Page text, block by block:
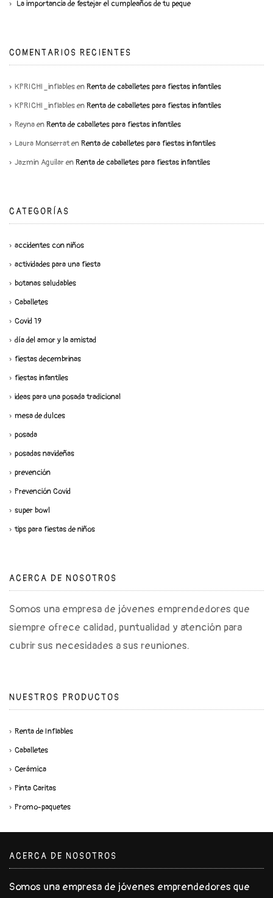
La importancia de festejar el cumpleaños de tu peque
COMENTARIOS RECIENTES
KPRICHI_inflablesenRenta de caballetes para fiestas infantiles
KPRICHI_inflablesenRenta de caballetes para fiestas infantiles
ReynaenRenta de caballetes para fiestas infantiles
Laura MonserratenRenta de caballetes para fiestas infantiles
Jazmin AguilarenRenta de caballetes para fiestas infantiles
CATEGORÍAS
accidentes con niños
actividades para una fiesta
botanas saludables
Caballetes
Covid 19
día del amor y la amistad
fiestas decembrinas
fiestas infantiles
ideas para una posada tradicional
mesa de dulces
posada
posadas navideñas
prevención
Prevención Covid
super bowl
tips para fiestas de niños
ACERCA DE NOSOTROS
Somos una empresa de jóvenes emprendedores que
siempre ofrece calidad, puntualidad y atención para
cubrir sus necesidades a sus reuniones.
NUESTROS PRODUCTOS
Renta de Inflables
Caballetes
Cerámica
Pinta Caritas
Promo-paquetes
ACERCA DE NOSOTROS
Somos una empresa de jóvenes emprendedores que